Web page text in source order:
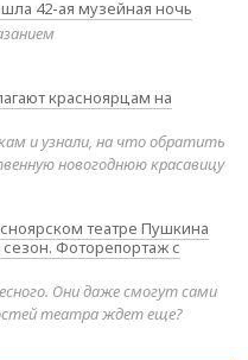
42-ая музейная ночь
красноярцам на
и узнали, на что обратить
новогоднюю красавицу
театре Пушкина
Фоторепортаж с
Они даже смогут сами
театра ждет еще?